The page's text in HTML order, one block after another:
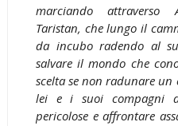
marciando attraverso
Taristan, che lungo il
da incubo radendo al
salvare il mondo che
scelta se non radunare un
lei e i suoi compagni
pericolose e affrontare